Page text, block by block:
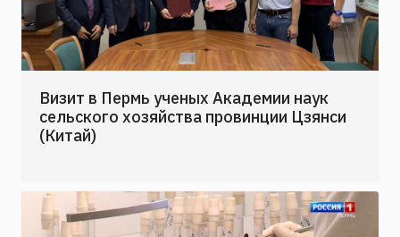
Визит в Пермь ученых Академии наук
сельского хозяйства провинции Цзянси
(Китай)